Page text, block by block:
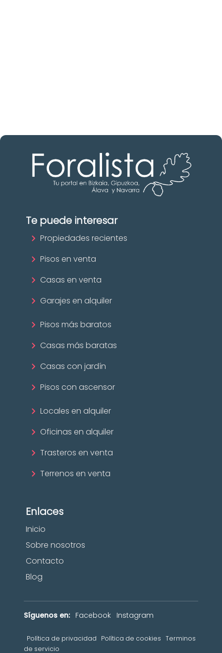
Te puede interesar
Propiedades recientes
Pisos en venta
Casas en venta
Garajes en alquiler
Pisos más baratos
Casas más baratas
Casas con jardín
Pisos con ascensor
Locales en alquiler
Oficinas en alquiler
Trasteros en venta
Terrenos en venta
Enlaces
Inicio
Sobre nosotros
Contacto
Blog
Síguenos en: Facebook Instagram
Política de privacidad Política de cookies
Terminos
de servicio